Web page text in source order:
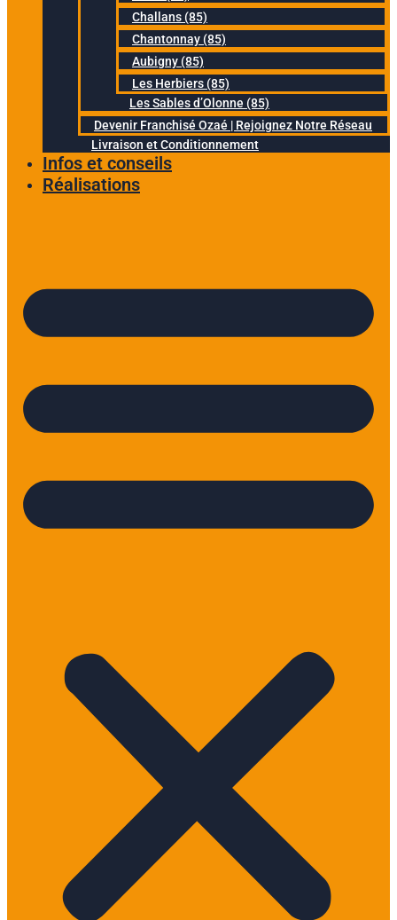
Challans (85)
Chantonnay (85)
Aubigny (85)
Les Herbiers (85)
Les Sables d’Olonne (85)
Devenir Franchisé Ozaé | Rejoignez Notre Réseau
Livraison et Conditionnement
Infos et conseils
Réalisations